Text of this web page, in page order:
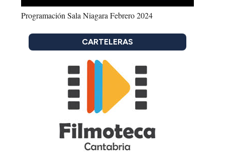
Programación Sala Niagara Febrero 2024
CARTELERAS